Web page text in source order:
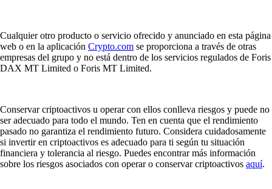
Cualquier otro producto o servicio ofrecido y anunciado en esta página
web o en la aplicación Crypto.com se proporciona a través de otras
empresas del grupo y no está dentro de los servicios regulados de Foris
DAX MT Limited o Foris MT Limited.
Conservar criptoactivos u operar con ellos conlleva riesgos y puede no
ser adecuado para todo el mundo. Ten en cuenta que el rendimiento
pasado no garantiza el rendimiento futuro. Considera cuidadosamente
si invertir en criptoactivos es adecuado para ti según tu situación
financiera y tolerancia al riesgo. Puedes encontrar más información
sobre los riesgos asociados con operar o conservar criptoactivos aquí.